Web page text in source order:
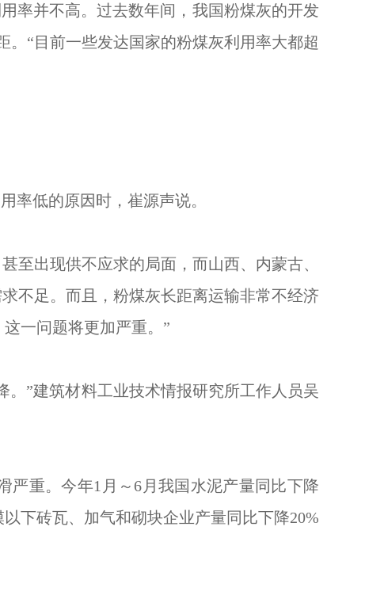
率并不高。过去数年间，我国粉煤灰的开发
。“目前一些发达国家的粉煤灰利用率大都超
低的原因时，崔源声说。
出现供不应求的局面，而山西、内蒙古、
不足。而且，粉煤灰长距离运输非常不经济
一问题将更加严重。”
”建筑材料工业技术情报研究所工作人员吴
重。今年1月～6月我国水泥产量同比下降
下砖瓦、加气和砌块企业产量同比下降20%